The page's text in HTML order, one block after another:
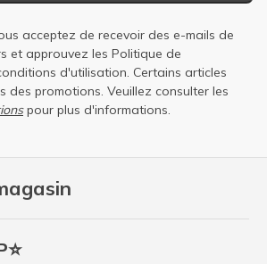
acceptez de recevoir des e-mails de
et approuvez les Politique de
d'utilisation. Certains articles
des promotions. Veuillez consulter les
pour plus d'informations.